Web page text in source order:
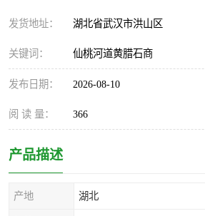
发货地址： 湖北省武汉市洪山区
关键词： 仙桃河道黄腊石商
发布日期： 2026-08-10
阅 读 量： 366
产品描述
产地 湖北